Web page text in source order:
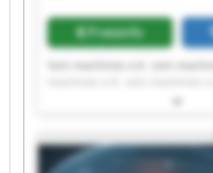
Preisinfo
Soni machines e.K. soni
e.K. soni machines e.K. soni
e.K. soni machines e.K. soni
machines e.K. soni machines
e.K. soni machines e.K. soni